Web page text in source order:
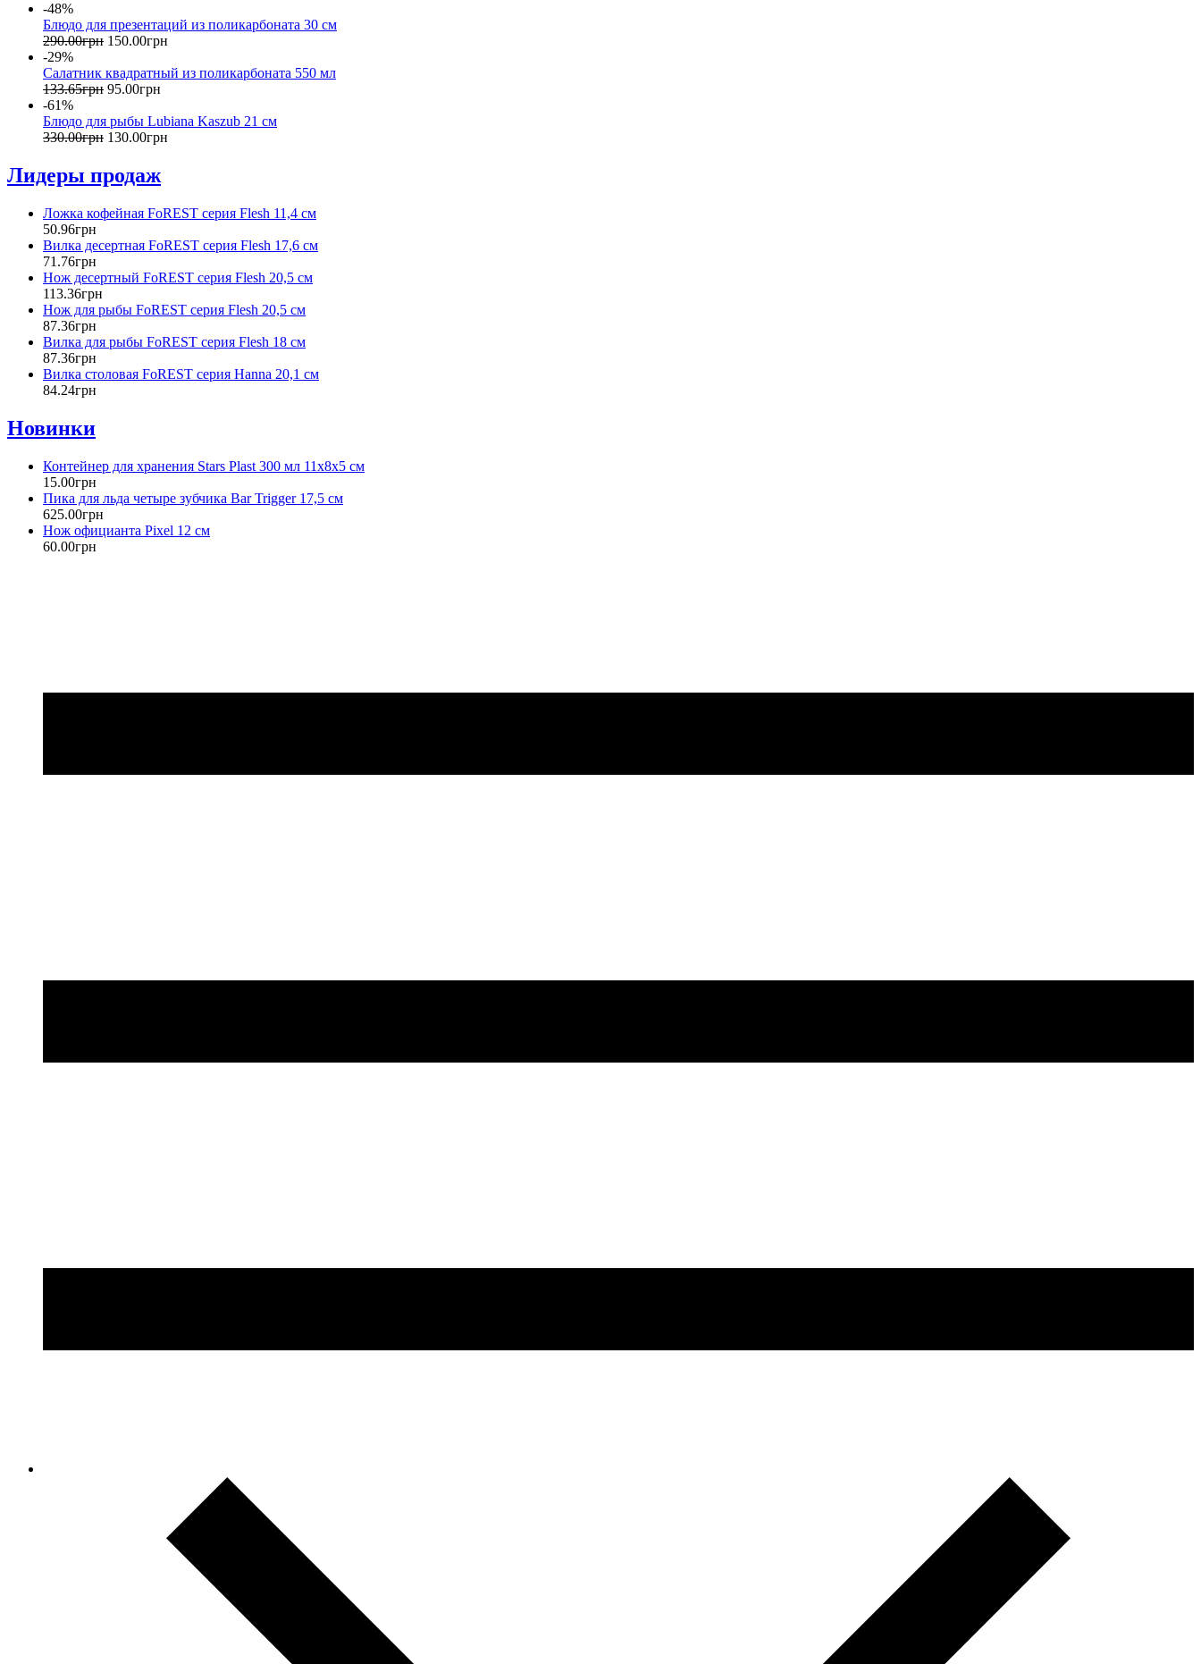
-48%
Блюдо для презентаций из поликарбоната 30 см
290.00грн 150.00грн
-29%
Салатник квадратный из поликарбоната 550 мл
133.65грн 95.00грн
-61%
Блюдо для рыбы Lubiana Kaszub 21 см
330.00грн 130.00грн
Лидеры продаж
Ложка кофейная FoREST серия Flesh 11,4 см
50.96грн
Вилка десертная FoREST серия Flesh 17,6 см
71 .76грн
Нож десертный FoREST серия Flesh 20,5 см
113.36грн
Нож для рыбы FoREST серия Flesh 20,5 см
87.36грн
Вилка для рыбы FoREST серия Flesh 18 см
87.36грн
Вилка столовая FoREST серия Hanna 20,1 см
84.24грн
Новинки
Контейнер для хранения Stars Plast 300 мл 11х8х5 см
15.00грн
Пика для льда четыре зубчика Bar Trigger 17,5 см
625.00грн
Нож официанта Pixel 12 см
60.00грн